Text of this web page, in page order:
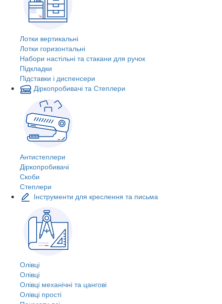
Лотки вертикальні
Лотки горизонтальні
Набори настільні та стакани для ручок
Підкладки
Підставки і диспенсери
Діркопробивачі та Степлери
Антистеплери
Діркопробивачі
Скоби
Степлери
Інструменти для креслення та письма
Олівці
Олівці
Олівці механічні та цангові
Олівці прості